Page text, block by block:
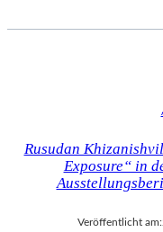
Rusudan
Exposure“ in
Veröffentlicht am: